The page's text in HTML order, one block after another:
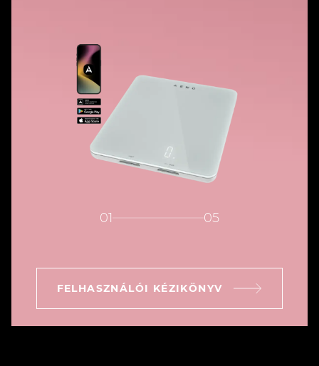
01 05
FELHASZNÁLÓI KÉZIKÖNYV